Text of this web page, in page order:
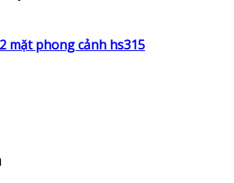
mặt phong cảnh hs315